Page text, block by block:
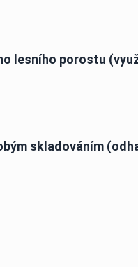
lesního porostu
skladováním